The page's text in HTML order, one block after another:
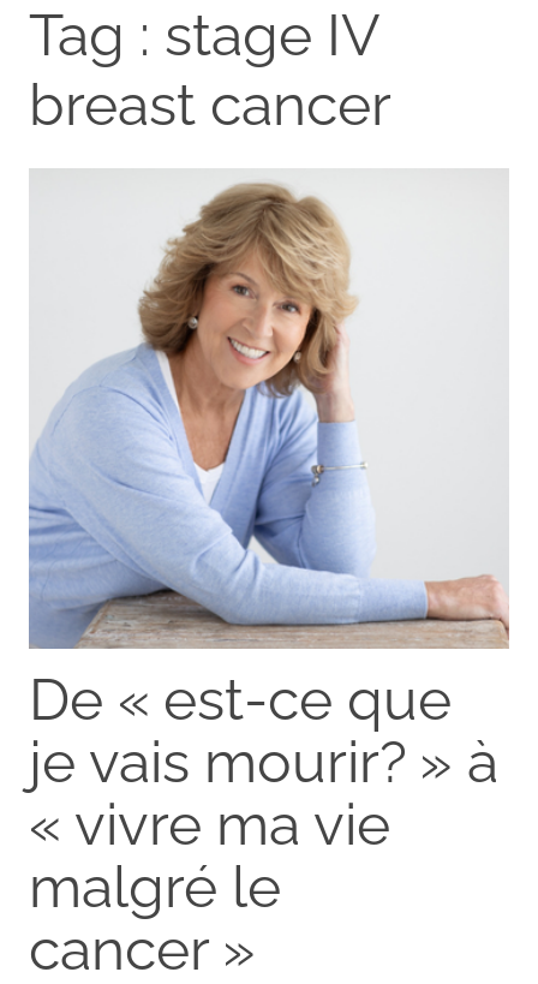
Tag : stage IV
breast cancer
De « est-ce que
je vais mourir? » à
« vivre ma vie
malgré le
cancer »